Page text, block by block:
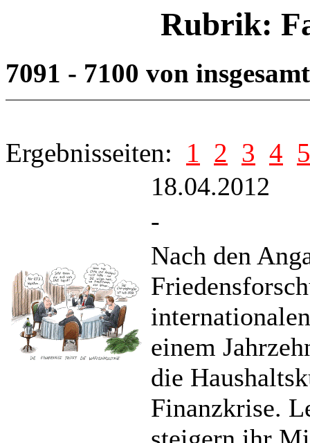
Rubrik:
7091 - 7100 von
Ergebnisseiten: 1 2 3 4 5
18.04.2012
-
Nach den
einem
die
Finanzkrise.